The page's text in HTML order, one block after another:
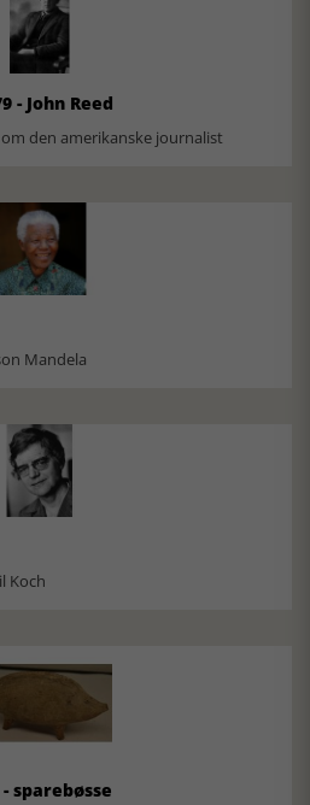
- John Reed
den amerikanske journalist
Mandela
Koch
sparebøsse